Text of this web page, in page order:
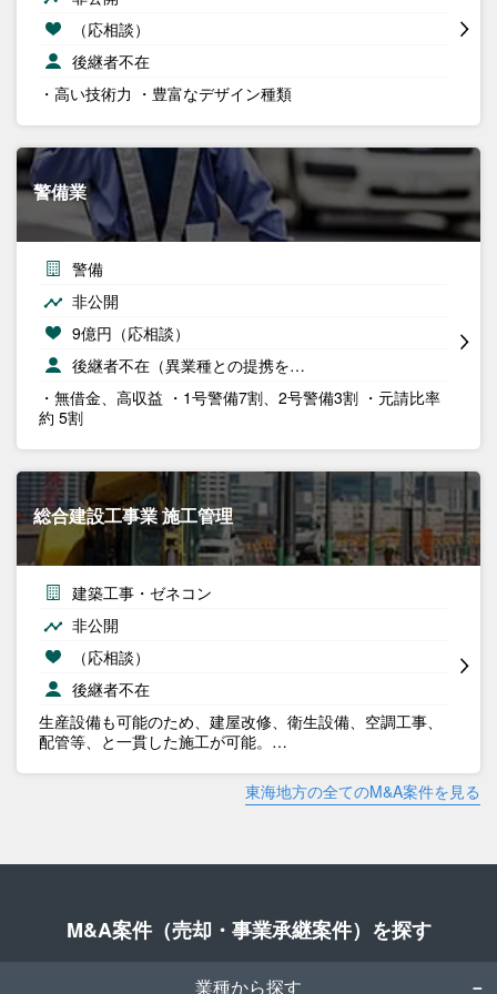
（応相談）
後継者不在
・高い技術力 ・豊富なデザイン種類
警備業
警備
非公開
9億円（応相談）
後継者不在（異業種との提携を…
・無借金、高収益 ・1号警備7割、2号警備3割 ・元請比率
約 5割
総合建設工事業 施工管理
建築工事・ゼネコン
非公開
（応相談）
後継者不在
生産設備も可能のため、建屋改修、衛生設備、空調工事、
配管等、と一貫した施工が可能。…
東海地方の全てのM&A案件を見る
M&A案件（売却・事業承継案件）を探す
業種から探す